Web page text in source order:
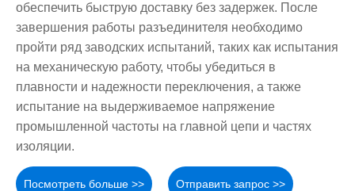
обеспечить быструю доставку без задержек. После
завершения работы разъединителя необходимо
пройти ряд заводских испытаний, таких как испытания
на механическую работу, чтобы убедиться в
плавности и надежности переключения, а также
испытание на выдерживаемое напряжение
промышленной частоты на главной цепи и частях
изоляции.
Посмотреть больше >> Отправить запрос >>